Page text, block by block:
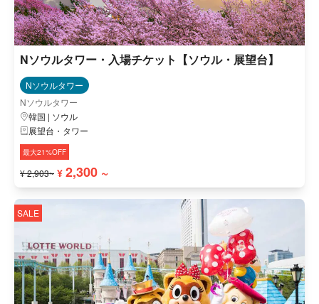
Nソウルタワー・入場チケット【ソウル・展望台】
Nソウルタワー
Nソウルタワー
韓国 | ソウル
展望台・タワー
最大21%OFF
¥ 2,903~ ¥ 2,300 ~
SALE